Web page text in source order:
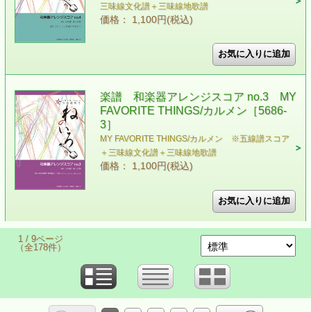
三味線文化譜＋三味線地歌譜
価格： 1,100円(税込)
楽譜 和楽器アレンジスコア no.3 MY
FAVORITE THINGS/カルメン［5686-
3］
MY FAVORITE THINGS/カルメン ※五線譜スコア
＋三味線文化譜＋三味線地歌譜
価格： 1,100円(税込)
1 / 9ページ
（全178件）